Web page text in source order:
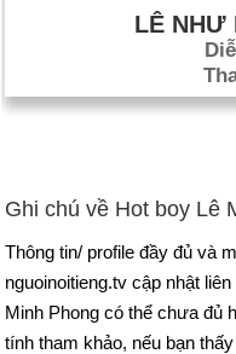
LÊ NHƯ
Ghi chú về Hot boy Lê
Thông tin/ profile đầy đủ và
nguoinoitieng.tv cập nhật
Minh Phong có thể chưa đủ
tính tham khảo, nếu bạn